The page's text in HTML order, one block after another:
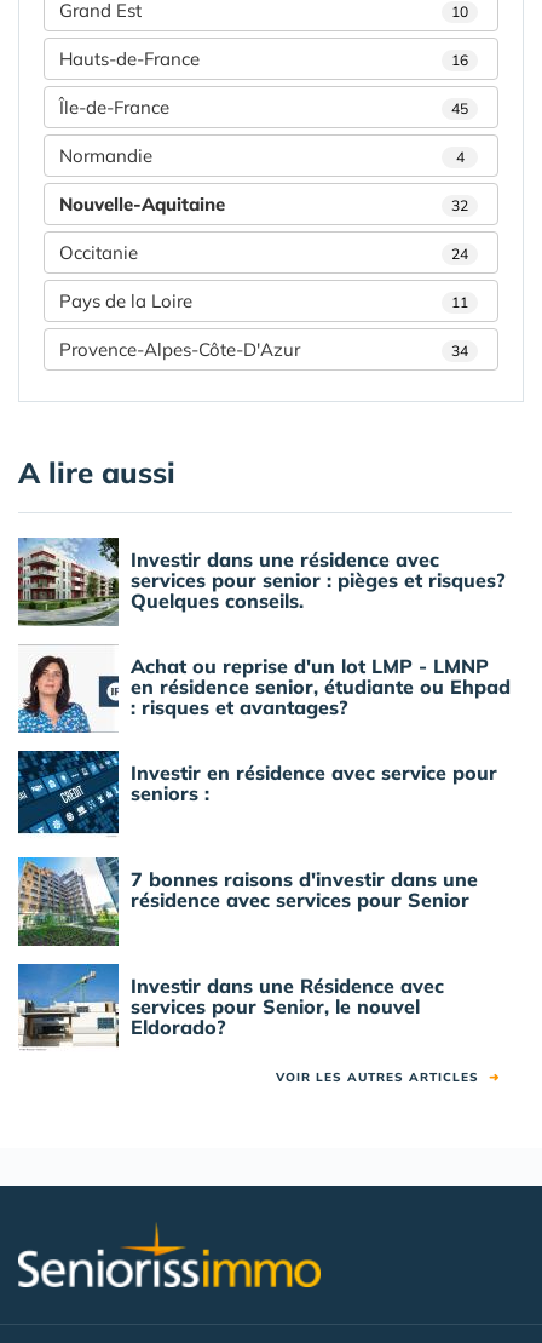
Grand Est 10
Hauts-de-France 16
Île-de-France 45
Normandie 4
Nouvelle-Aquitaine 32
Occitanie 24
Pays de la Loire 11
Provence-Alpes-Côte-D'Azur 34
A lire aussi
Investir dans une résidence avec
services pour senior : pièges et risques?
Quelques conseils.
Achat ou reprise d'un lot LMP - LMNP
en résidence senior, étudiante ou Ehpad
: risques et avantages?
Investir en résidence avec service pour
seniors :
7 bonnes raisons d'investir dans une
résidence avec services pour Senior
Investir dans une Résidence avec
services pour Senior, le nouvel
Eldorado?
VOIR LES AUTRES ARTICLES ➜